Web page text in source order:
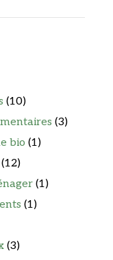
(10)
(3)
bio (1)
(12)
(1)
(1)
(3)